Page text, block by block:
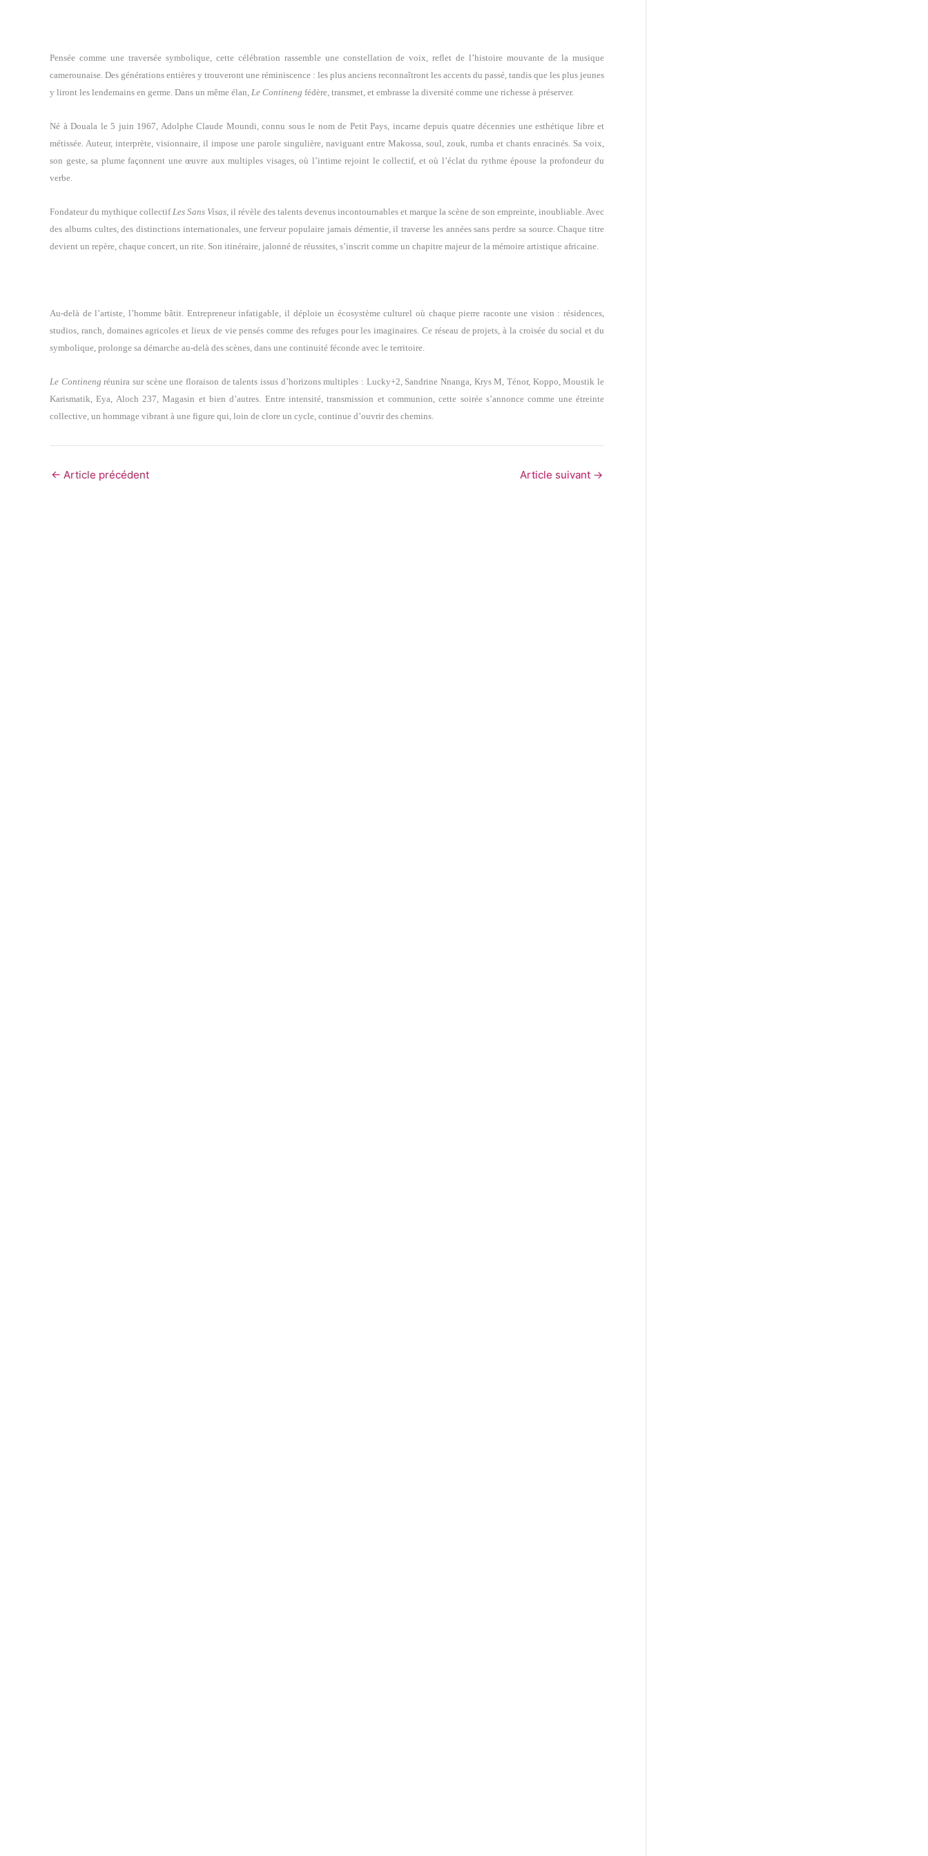
Pensée comme une traversée symbolique, cette célébration rassemble une constellation de voix, reflet de l’histoire mouvante de la musique
camerounaise. Des générations entières y trouveront une réminiscence : les plus anciens reconnaîtront les accents du passé, tandis que les plus jeunes
y liront les lendemains en germe. Dans un même élan, Le Contineng fédère, transmet, et embrasse la diversité comme une richesse à préserver.
Né à Douala le 5 juin 1967, Adolphe Claude Moundi, connu sous le nom de Petit Pays, incarne depuis quatre décennies une esthétique libre et
métissée. Auteur, interprète, visionnaire, il impose une parole singulière, naviguant entre Makossa, soul, zouk, rumba et chants enracinés. Sa voix,
son geste, sa plume façonnent une œuvre aux multiples visages, où l’intime rejoint le collectif, et où l’éclat du rythme épouse la profondeur du
verbe.
Fondateur du mythique collectif Les Sans Visas , il révèle des talents devenus incontournables et marque la scène de son empreinte, inoubliable. Avec
des albums cultes, des distinctions internationales, une ferveur populaire jamais démentie, il traverse les années sans perdre sa source. Chaque titre
devient un repère, chaque concert, un rite. Son itinéraire, jalonné de réussites, s’inscrit comme un chapitre majeur de la mémoire artistique africaine.
Au-delà de l’artiste, l’homme bâtit. Entrepreneur infatigable, il déploie un écosystème culturel où chaque pierre raconte une vision : résidences,
studios, ranch, domaines agricoles et lieux de vie pensés comme des refuges pour les imaginaires. Ce réseau de projets, à la croisée du social et du
symbolique, prolonge sa démarche au-delà des scènes, dans une continuité féconde avec le territoire.
Le Contineng réunira sur scène une floraison de talents issus d’horizons multiples : Lucky+2, Sandrine Nnanga, Krys M, Ténor, Koppo, Moustik le
Karismatik, Eya, Aloch 237, Magasin et bien d’autres. Entre intensité, transmission et communion, cette soirée s’annonce comme une étreinte
collective, un hommage vibrant à une figure qui, loin de clore un cycle, continue d’ouvrir des chemins.
← Article précédent Article suivant →